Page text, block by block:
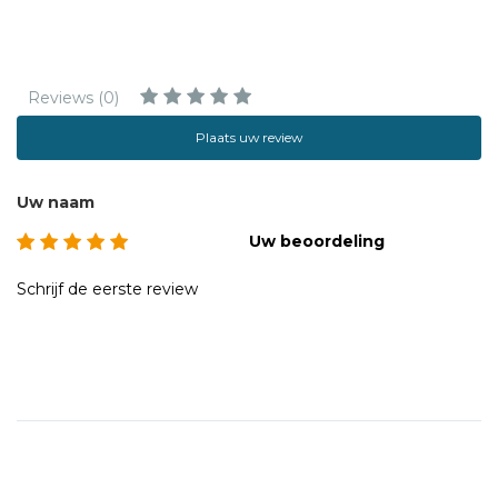
Reviews (0)
Plaats uw review
Uw naam
Uw beoordeling
Schrijf de eerste review